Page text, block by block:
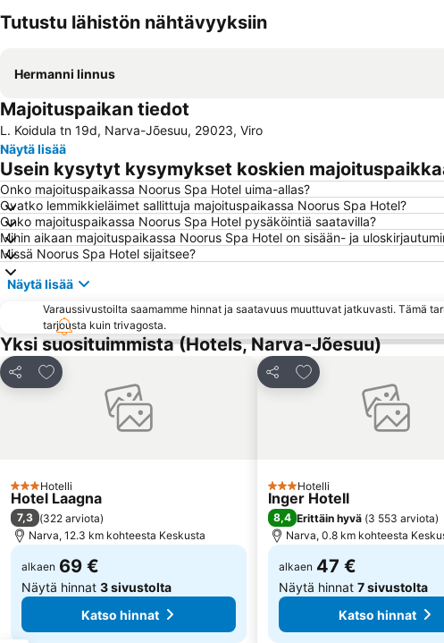
Tutustu lähistön nähtävyyksiin
Hermanni linnus
Majoituspaikan tiedot
L. Koidula tn 19d, Narva-Jõesuu, 29023, Viro
Näytä lisää
Usein kysytyt kysymykset koskien
Onko majoituspaikassa Noorus Spa Hotel uima-allas?
Ovatko lemmikkieläimet sallittuja majoituspaikassa Noorus Spa Hotel?
Onko majoituspaikassa Noorus Spa Hotel pysäköintiä saatavilla?
Mihin aikaan majoituspaikassa Noorus Spa Hotel on sisään- ja
Missä Noorus Spa Hotel sijaitsee?
Näytä lisää
Varaussivustoilta saamamme hinnat ja saatavuus muuttuvat jatkuvasti. Tämä
tarjousta kuin trivagosta.
Yksi suosituimmista (Hotels, Narva-Jõesuu)
Jaa
Lisää suosikkeihin
3 Tähtiluokitus
Hotelli
Hotel Laagna
7,3 (322 arviota)
Narva, 12.3 km kohteesta Keskusta
alkaen 69 €
Näytä hinnat 3 sivustolta
Katso hinnat
Jaa
Lisää suosikkeihin
3 Tähtiluokitus
Hotelli
Inger Hotell
8,4 Erittäin hyvä (3 553 arviota)
Narva, 0.8 km kohteesta
alkaen 47 €
Näytä hinnat 7 sivustolta
Katso hinnat